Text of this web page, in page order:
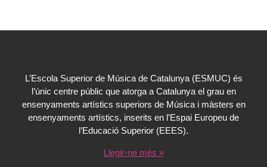
L’Escola Superior de Música de Catalunya (ESMUC) és
l’únic centre públic que atorga a Catalunya el grau en
ensenyaments artístics superiors de Música i màsters en
ensenyaments artístics, inserits en l’Espai Europeu de
l’Educació Superior (EEES).
Llegir-ne més »